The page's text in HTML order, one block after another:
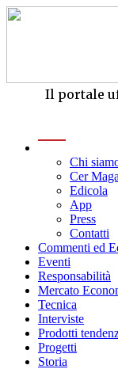
Il portale
Chi
Cer
Edicola
App
Press
Contatti
Commenti ed
Eventi
Responsabilità
Mercato
Tecnica
Interviste
Prodotti
Progetti
Storia